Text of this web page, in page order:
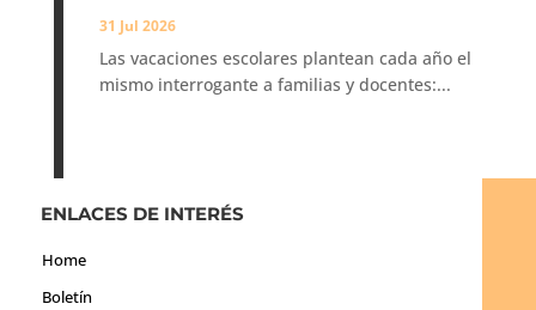
31 Jul 2026
Las vacaciones escolares plantean cada año el
mismo interrogante a familias y docentes:...
ENLACES DE INTERÉS
Home
Boletín